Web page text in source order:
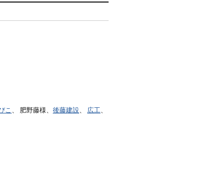
こ 、 肥野藤様、 後藤建設、 広工、